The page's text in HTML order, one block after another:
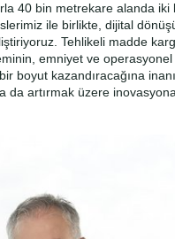
40 bin metrekare alanda
ile birlikte, dijital
Tehlikeli madde
emniyet ve
boyut kazandıracağına
artırmak üzere inovasyona